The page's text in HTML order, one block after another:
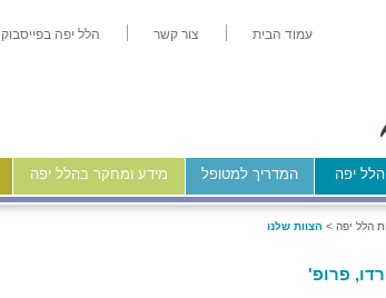
עמוד הבית צור קשר הלל יפה בפייסבוק
יפה המדריך למטופל מידע ומחקר בהלל יפה
הלל יפה > הצוות שלנו
פרופ'